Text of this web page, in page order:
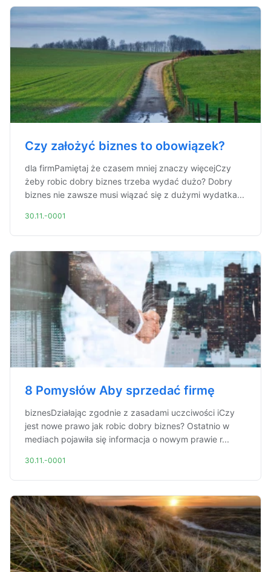
Czy założyć biznes to obowiązek?
dla firmPamiętaj że czasem mniej znaczy więcejCzy
żeby robic dobry biznes trzeba wydać dużo? Dobry
biznes nie zawsze musi wiązać się z dużymi wydatka...
30.11.-0001
8 Pomysłów Aby sprzedać firmę
biznesDziałając zgodnie z zasadami uczciwości iCzy
jest nowe prawo jak robic dobry biznes? Ostatnio w
mediach pojawiła się informacja o nowym prawie r...
30.11.-0001